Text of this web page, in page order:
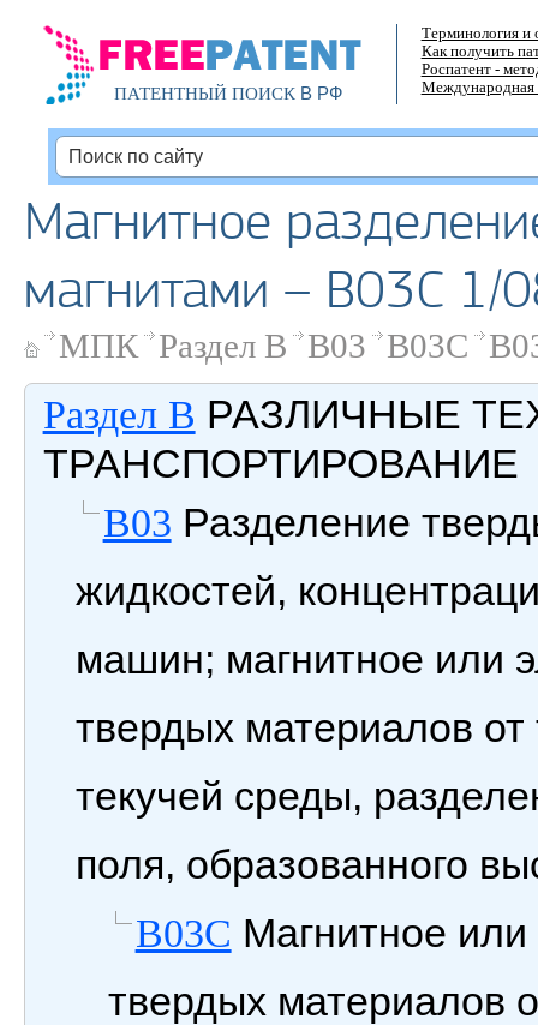
ПАТЕНТНЫЙ ПОИСКВ РФ
Терминология и
Как получить
Роспатент -
Международная
Магнитное
магнитами – B03C 1/
МПК Раздел B B03 B03C
Раздел B РАЗЛИЧНЫЕ
ТРАНСПОРТИРОВАНИЕ
B03 Разделение
жидкостей,
машин; магнитное или
твердых материалов
текучей среды,
поля, образованного
B03C Магнитное или
твердых материалов